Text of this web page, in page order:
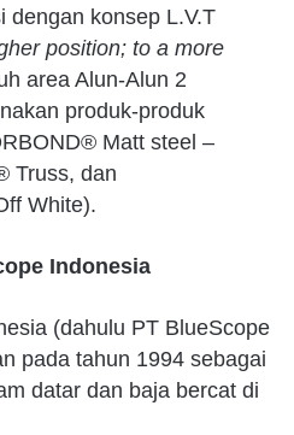
dengan konsep L.V.T
position; to a more
area Alun-Alun 2
produk-produk
Matt steel –
Truss, dan
White).
Indonesia
(dahulu PT BlueScope
pada tahun 1994 sebagai
datar dan baja bercat di